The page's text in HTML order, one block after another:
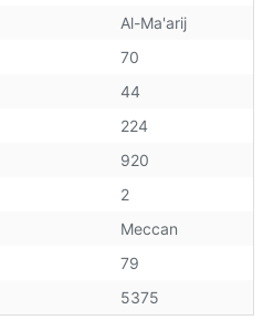
Al-Ma'arij
70
44
224
920
2
Meccan
79
5375